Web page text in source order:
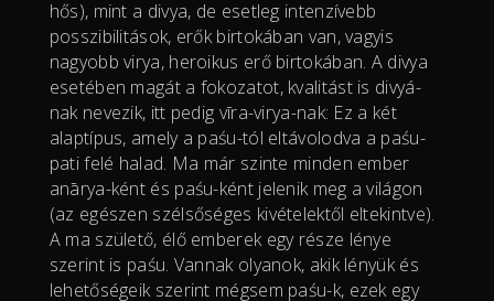
hős), mint a divya, de esetleg intenzívebb
posszibilitások, erők birtokában van, vagyis
nagyobb virya, heroikus erő birtokában. A divya
esetében magát a fokozatot, kvalitást is divyá-
nak nevezik, itt pedig vīra-virya-nak: Ez a két
alaptípus, amely a paśu-tól eltávolodva a paśu-
pati felé halad. Ma már szinte minden ember
anārya-ként és paśu-ként jelenik meg a világon
(az egészen szélsőséges kivételektől eltekintve).
A ma születő, élő emberek egy része lénye
szerint is paśu. Vannak olyanok, akik lényük és
lehetőségeik szerint mégsem paśu-k, ezek egy